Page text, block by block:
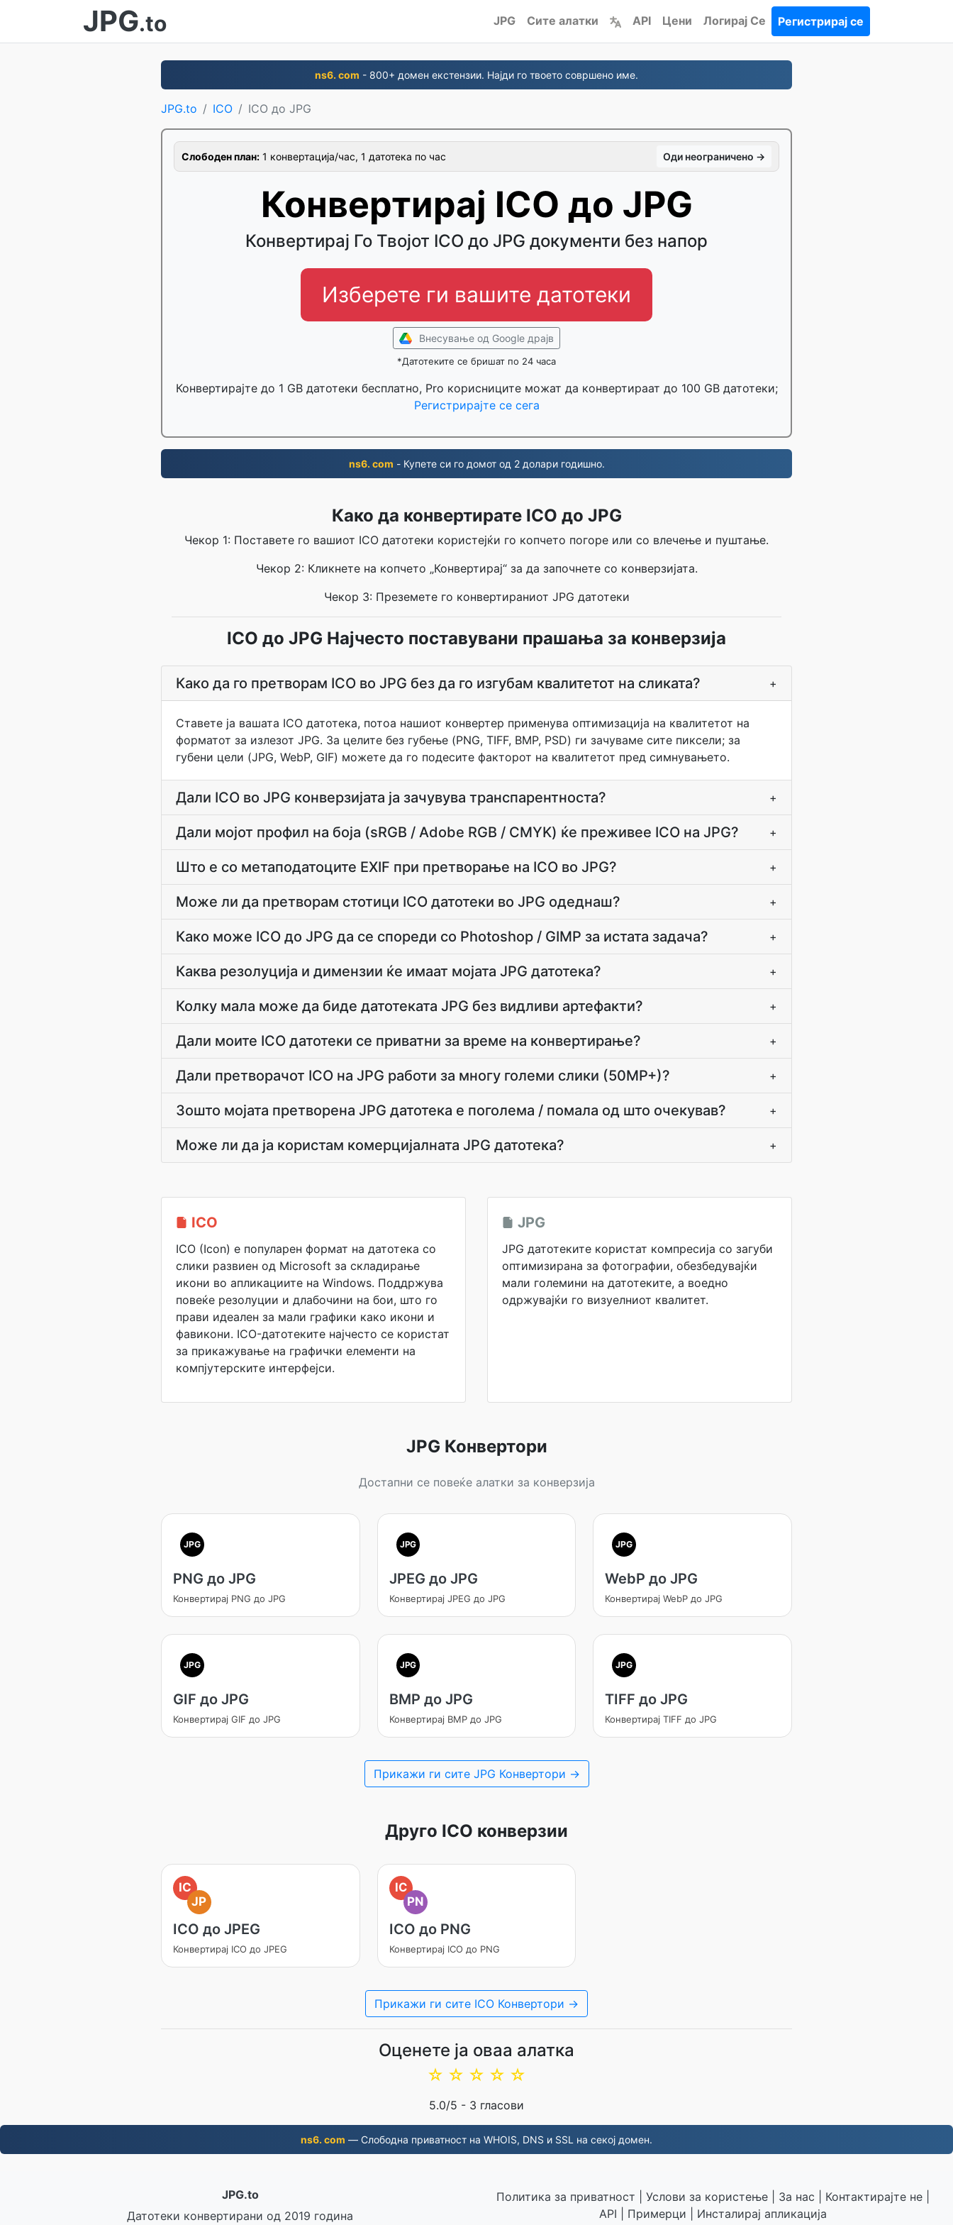
JPG.to JPG Сите алатки API Цени Логирај Се Регистрирај се
ns6. com - 800+ домен екстензии. Најди го твоето совршено име.
JPG.to ICO ICO до JPG
Слободен план: 1 конвертација/час, 1 датотека по час Оди неограничено →
Конвертирај ICO до JPG
Конвертирај Го Твојот ICO до JPG документи без напор
Изберете ги вашите датотеки
Внесување од Google драјв
*Датотеките се бришат по 24 часа
Конвертирајте до 1 GB датотеки бесплатно, Pro корисниците можат да конвертираат до 100 GB датотеки;
Регистрирајте се сега
ns6. com - Купете си го домот од 2 долари годишно.
Како да конвертирате ICO до JPG
Чекор 1: Поставете го вашиот ICO датотеки користејќи го копчето погоре или со влечење и пуштање.
Чекор 2: Кликнете на копчето „Конвертирај“ за да започнете со конверзијата.
Чекор 3: Преземете го конвертираниот JPG датотеки
ICO до JPG Најчесто поставувани прашања за конверзија
Како да го претворам ICO во JPG без да го изгубам квалитетот на сликата? +
Ставете ја вашата ICO датотека, потоа нашиот конвертер применува оптимизација на квалитетот на
форматот за излезот JPG. За целите без губење (PNG, TIFF, BMP, PSD) ги зачуваме сите пиксели; за
губени цели (JPG, WebP, GIF) можете да го подесите факторот на квалитетот пред симнувањето.
Дали ICO во JPG конверзијата ја зачувува транспарентноста? +
Дали мојот профил на боја (sRGB / Adobe RGB / CMYK) ќе преживее ICO на JPG? +
Што е со метаподатоците EXIF при претворање на ICO во JPG? +
Може ли да претворам стотици ICO датотеки во JPG одеднаш? +
Како може ICO до JPG да се спореди со Photoshop / GIMP за истата задача? +
Каква резолуција и димензии ќе имаат мојата JPG датотека? +
Колку мала може да биде датотеката JPG без видливи артефакти? +
Дали моите ICO датотеки се приватни за време на конвертирање? +
Дали претворачот ICO на JPG работи за многу големи слики (50MP+)? +
Зошто мојата претворена JPG датотека е поголема / помала од што очекував? +
Може ли да ја користам комерцијалната JPG датотека? +
ICO
ICO (Icon) е популарен формат на датотека со
слики развиен од Microsoft за складирање
икони во апликациите на Windows. Поддржува
повеќе резолуции и длабочини на бои, што го
прави идеален за мали графики како икони и
фавикони. ICO-датотеките најчесто се користат
за прикажување на графички елементи на
компјутерските интерфејси.
JPG
JPG датотеките користат компресија со загуби
оптимизирана за фотографии, обезбедувајќи
мали големини на датотеките, а воедно
одржувајќи го визуелниот квалитет.
JPG Конвертори
Достапни се повеќе алатки за конверзија
JPG
PNG до JPG
Конвертирај PNG до JPG
JPG
JPEG до JPG
Конвертирај JPEG до JPG
JPG
WebP до JPG
Конвертирај WebP до JPG
JPG
GIF до JPG
Конвертирај GIF до JPG
JPG
BMP до JPG
Конвертирај BMP до JPG
JPG
TIFF до JPG
Конвертирај TIFF до JPG
Прикажи ги сите JPG Конвертори →
Друго ICO конверзии
IC
JP
ICO до JPEG
Конвертирај ICO до JPEG
IC
PN
ICO до PNG
Конвертирај ICO до PNG
Прикажи ги сите ICO Конвертори →
Оценете ја оваа алатка
☆
☆
☆
☆
☆
5.0/5 - 3 гласови
ns6. com — Слободна приватност на WHOIS, DNS и SSL на секој домен.
JPG.to
Датотеки конвертирани од 2019 година
Политика за приватност Услови за користење За нас Контактирајте не
API
Примерци Инсталирај апликација